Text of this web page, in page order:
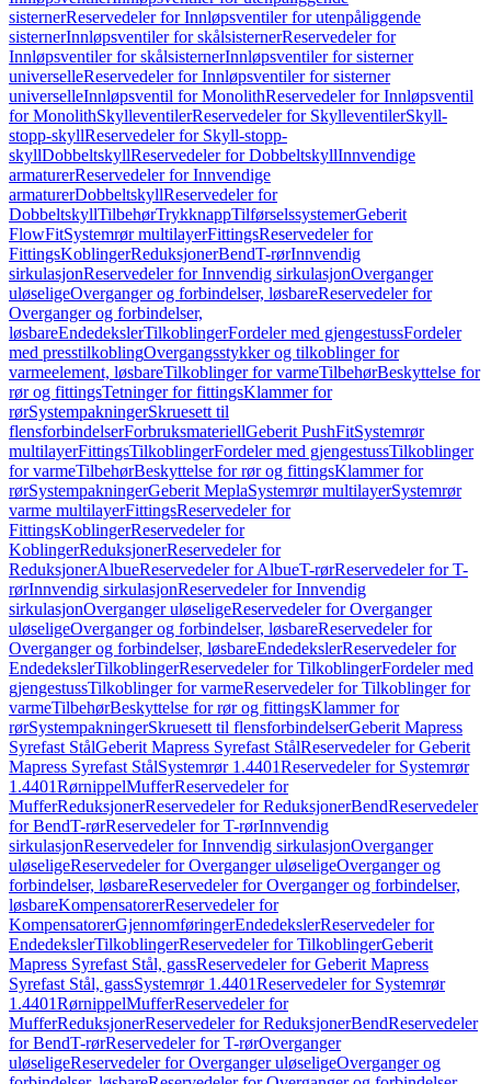
sisternerReservedeler for Innløpsventiler for utenpåliggende
sisternerInnløpsventiler for skålsisternerReservedeler for
Innløpsventiler for skålsisternerInnløpsventiler for sisterner
universelleReservedeler for Innløpsventiler for sisterner
universelleInnløpsventil for MonolithReservedeler for Innløpsventil
for MonolithSkylleventilerReservedeler for SkylleventilerSkyll-
stopp-skyllReservedeler for Skyll-stopp-
skyllDobbeltskyllReservedeler for DobbeltskyllInnvendige
armaturerReservedeler for Innvendige
armaturerDobbeltskyllReservedeler for
DobbeltskyllTilbehørTrykknappTilførselssystemerGeberit
FlowFitSystemrør multilayerFittingsReservedeler for
FittingsKoblingerReduksjonerBendT-rørInnvendig
sirkulasjonReservedeler for Innvendig sirkulasjonOverganger
uløseligeOverganger og forbindelser, løsbareReservedeler for
Overganger og forbindelser,
løsbareEndedekslerTilkoblingerFordeler med gjengestussFordeler
med presstilkoblingOvergangsstykker og tilkoblinger for
varmeelement, løsbareTilkoblinger for varmeTilbehørBeskyttelse for
rør og fittingsTetninger for fittingsKlammer for
rørSystempakningerSkruesett til
flensforbindelserForbruksmateriellGeberit PushFitSystemrør
multilayerFittingsTilkoblingerFordeler med gjengestussTilkoblinger
for varmeTilbehørBeskyttelse for rør og fittingsKlammer for
rørSystempakningerGeberit MeplaSystemrør multilayerSystemrør
varme multilayerFittingsReservedeler for
FittingsKoblingerReservedeler for
KoblingerReduksjonerReservedeler for
ReduksjonerAlbueReservedeler for AlbueT-rørReservedeler for T-
rørInnvendig sirkulasjonReservedeler for Innvendig
sirkulasjonOverganger uløseligeReservedeler for Overganger
uløseligeOverganger og forbindelser, løsbareReservedeler for
Overganger og forbindelser, løsbareEndedekslerReservedeler for
EndedekslerTilkoblingerReservedeler for TilkoblingerFordeler med
gjengestussTilkoblinger for varmeReservedeler for Tilkoblinger for
varmeTilbehørBeskyttelse for rør og fittingsKlammer for
rørSystempakningerSkruesett til flensforbindelserGeberit Mapress
Syrefast StålGeberit Mapress Syrefast StålReservedeler for Geberit
Mapress Syrefast StålSystemrør 1.4401Reservedeler for Systemrør
1.4401RørnippelMufferReservedeler for
MufferReduksjonerReservedeler for ReduksjonerBendReservedeler
for BendT-rørReservedeler for T-rørInnvendig
sirkulasjonReservedeler for Innvendig sirkulasjonOverganger
uløseligeReservedeler for Overganger uløseligeOverganger og
forbindelser, løsbareReservedeler for Overganger og forbindelser,
løsbareKompensatorerReservedeler for
KompensatorerGjennomføringerEndedekslerReservedeler for
EndedekslerTilkoblingerReservedeler for TilkoblingerGeberit
Mapress Syrefast Stål, gassReservedeler for Geberit Mapress
Syrefast Stål, gassSystemrør 1.4401Reservedeler for Systemrør
1.4401RørnippelMufferReservedeler for
MufferReduksjonerReservedeler for ReduksjonerBendReservedeler
for BendT-rørReservedeler for T-rørOverganger
uløseligeReservedeler for Overganger uløseligeOverganger og